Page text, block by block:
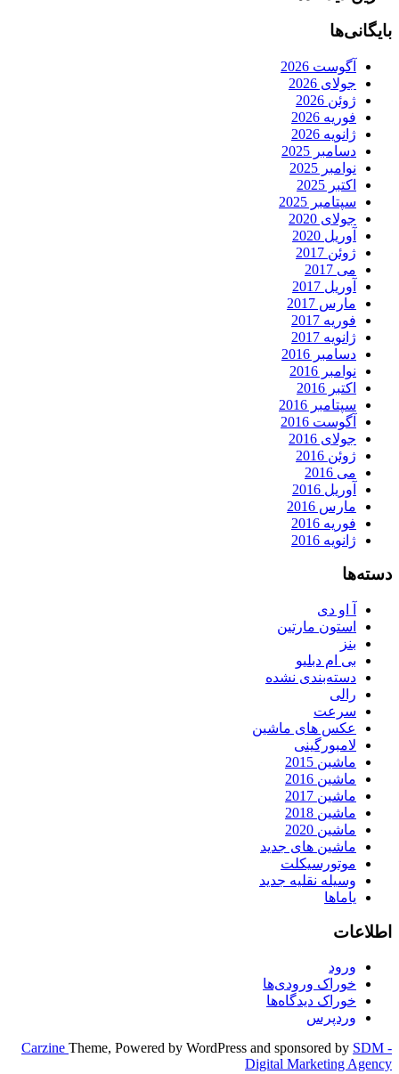
بایگانی‌ها
آگوست 2026
جولای 2026
ژوئن 2026
فوریه 2026
ژانویه 2026
دسامبر 2025
نوامبر 2025
اکتبر 2025
سپتامبر 2025
جولای 2020
آوریل 2020
ژوئن 2017
می 2017
آوریل 2017
مارس 2017
فوریه 2017
ژانویه 2017
دسامبر 2016
نوامبر 2016
اکتبر 2016
سپتامبر 2016
آگوست 2016
جولای 2016
ژوئن 2016
می 2016
آوریل 2016
مارس 2016
فوریه 2016
ژانویه 2016
دسته‌ها
آ او دی
استون مارتین
بنز
بی ام دبلیو
دسته‌بندی نشده
رالی
سرعت
عکس های ماشین
لامبورگینی
ماشین 2015
ماشین 2016
ماشین 2017
ماشین 2018
ماشین 2020
ماشین های جدید
موتورسیکلت
وسیله نقلیه جدید
یاماها
اطلاعات
ورود
خوراک ورودی‌ها
خوراک دیدگاه‌ها
وردپرس
Carzine Theme, Powered by WordPress and sponsored by SDM -
Digital Marketing Agency